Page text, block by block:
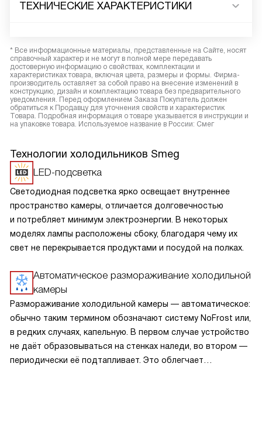
ТЕХНИЧЕСКИЕ ХАРАКТЕРИСТИКИ
* Все информационные материалы, представленные на Сайте, носят
справочный характер и не могут в полной мере передавать
достоверную информацию о свойствах, комплектации и
характеристиках товара, включая цвета, размеры и формы. Фирма-
производитель оставляет за собой право на внесение изменений в
конструкцию, дизайн и комплектацию товара без предварительного
уведомления. Перед оформлением Заказа Покупатель должен
обратиться к Продавцу для уточнения свойств и характеристик
Товара. Подробная информация о товаре указывается в инструкции и
на упаковке товара. Используемое название в России: Смег
Технологии холодильников Smeg
LED-подсветка
Светодиодная подсветка ярко освещает внутреннее
пространство камеры, отличается долговечностью
и потребляет минимум электроэнергии. В некоторых
моделях лампы расположены сбоку, благодаря чему их
свет не перекрывается продуктами и посудой на полках.
Автоматическое размораживание холодильной
камеры
Размораживание холодильной камеры — автоматическое:
обычно таким термином обозначают систему NoFrost или,
в редких случаях, капельную. В первом случае устройство
не даёт образовываться на стенках наледи, во втором —
периодически её подтапливает. Это облегчает